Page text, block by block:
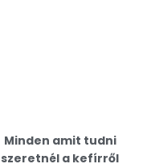
Minden amit tudni
szeretnél a kefírről